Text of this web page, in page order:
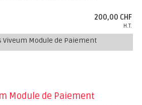
200,00 CHF
H.T.
Viveum Module de Paiement
Module de Paiement